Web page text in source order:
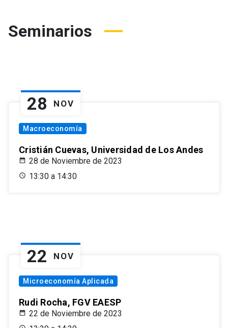
Seminarios
28 NOV
Macroeconomía
Cristián Cuevas, Universidad de Los Andes
28 de Noviembre de 2023
13:30 a 14:30
22 NOV
Microeconomía Aplicada
Rudi Rocha, FGV EAESP
22 de Noviembre de 2023